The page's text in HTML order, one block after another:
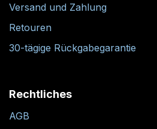
Versand und Zahlung
Retouren
30-tägige Rückgabegarantie
Rechtliches
AGB